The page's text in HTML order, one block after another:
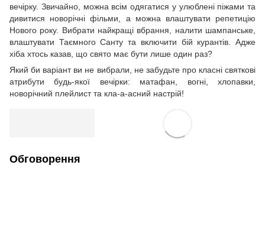
вечірку. Звичайно, можна всім одягатися у улюблені піжами та
дивитися новорічні фільми, а можна влаштувати репетицію
Нового року. Вибрати найкращі вбрання, налити шампанське,
влаштувати Таємного Санту та включити бій курантів. Адже
хіба хтось казав, що свято має бути лише один раз?
Який би варіант ви не вибрали, не забудьте про класні святкові
атрибути будь-якої вечірки: матафан, вогні, хлопавки,
новорічний плейлист та кла-а-асний настрій!
Обговорення